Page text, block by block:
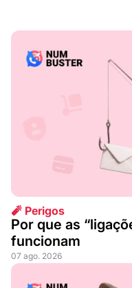
🧨 Perigos
Por que as
funcionam
07 ago. 2026